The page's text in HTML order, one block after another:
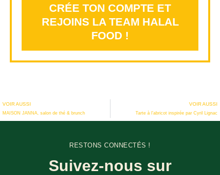
CRÉE TON COMPTE ET
REJOINS LA TEAM HALAL
FOOD !
VOIR AUSSI
MAISON JANNA, salon de thé & brunch
VOIR AUSSI
Tarte à l’abricot inspirée par Cyril Lignac
RESTONS CONNECTÉS !
Suivez-nous sur